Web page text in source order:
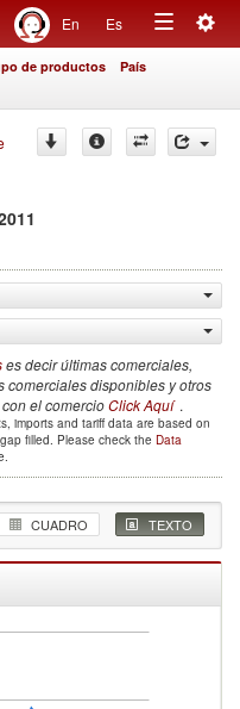
En Es
Toggle
de productos País
es decir últimas comerciales,
comerciales disponibles y otros
el comercioClick Aquí .
imports and tariff data are based on
filled. Please check the Data
CUADRO TEXTO